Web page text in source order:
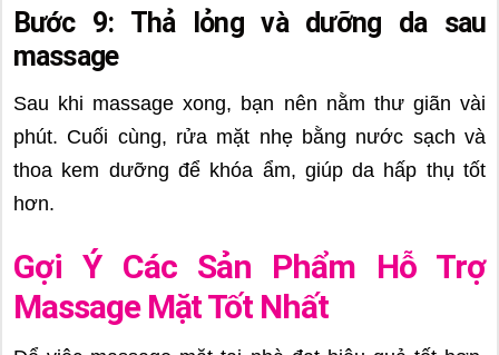
Bước 9: Thả lỏng và dưỡng da sau
massage
Sau khi massage xong, bạn nên nằm thư giãn vài
phút. Cuối cùng, rửa mặt nhẹ bằng nước sạch và
thoa kem dưỡng để khóa ẩm, giúp da hấp thụ tốt
hơn.
Gợi Ý Các Sản Phẩm Hỗ Trợ
Massage Mặt Tốt Nhất